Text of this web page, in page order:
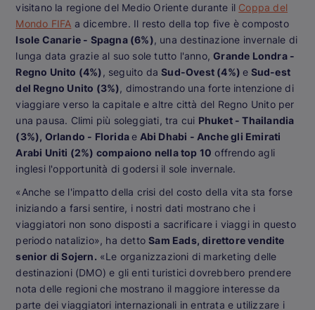
visitano la regione del Medio Oriente durante il Coppa del
Mondo FIFA a dicembre. Il resto della top five è composto
Isole Canarie - Spagna (6%), una destinazione invernale di
lunga data grazie al suo sole tutto l'anno,Grande Londra -
Regno Unito (4%) , seguito daSud-Ovest (4%)e Sud-est
del Regno Unito (3%), dimostrando una forte intenzione di
viaggiare verso la capitale e altre città del Regno Unito per
una pausa. Climi più soleggiati, tra cui Phuket - Thailandia
(3%), Orlando - Floridae Abi Dhabi - Anche gli Emirati
Arabi Uniti (2%) compaiono nella top 10 offrendo agli
inglesi l'opportunità di godersi il sole invernale.
«Anche se l'impatto della crisi del costo della vita sta forse
iniziando a farsi sentire, i nostri dati mostrano che i
viaggiatori non sono disposti a sacrificare i viaggi in questo
periodo natalizio», ha dettoSam Eads, direttore vendite
senior di Sojern. «Le organizzazioni di marketing delle
destinazioni (DMO) e gli enti turistici dovrebbero prendere
nota delle regioni che mostrano il maggiore interesse da
parte dei viaggiatori internazionali in entrata e utilizzare i